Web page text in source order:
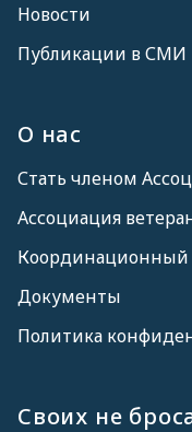
Новости
Публикации в СМИ
О нас
Стать членом
Ассоциация
Координационный
Документы
Политика
Своих не